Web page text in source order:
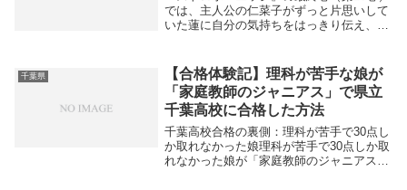
では、主人公の仁菜子がずっと片思いして
いた蓮に自分の気持ちをはっきり伝え、つ
自分の本当の気持ちに気づき、涙ながらに
「私は蓮く...
千葉県
【合格体験記】理科が苦手な娘が
「家庭教師のジャニアス」で県立
千葉高校に合格した方法
千葉高校合格の裏側：理科が苦手で30点し
か取れなかった娘理科が苦手で30点しか取
れなかった娘が「家庭教師のジャニアス」